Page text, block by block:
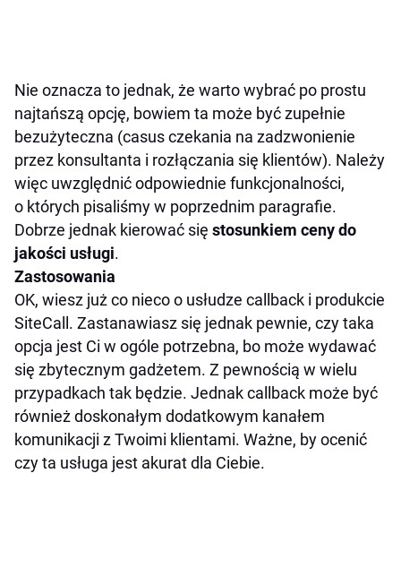
Nie oznacza to jednak, że warto wybrać po prostu
najtańszą opcję, bowiem ta może być zupełnie
bezużyteczna (casus czekania na zadzwonienie
przez konsultanta i rozłączania się klientów). Należy
więc uwzględnić odpowiednie funkcjonalności,
o których pisaliśmy w poprzednim paragrafie.
Dobrze jednak kierować się stosunkiem ceny do
jakości usługi.
Zastosowania
OK, wiesz już co nieco o usłudze callback i produkcie
SiteCall. Zastanawiasz się jednak pewnie, czy taka
opcja jest Ci w ogóle potrzebna, bo może wydawać
się zbytecznym gadżetem. Z pewnością w wielu
przypadkach tak będzie. Jednak callback może być
również doskonałym dodatkowym kanałem
komunikacji z Twoimi klientami. Ważne, by ocenić
czy ta usługa jest akurat dla Ciebie.